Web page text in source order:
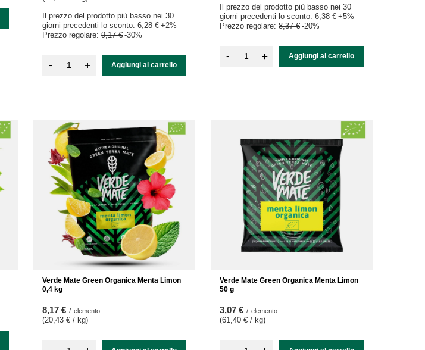
Il prezzo del prodotto più basso nei 30
giorni precedenti lo sconto: 6,28 € +2%
Prezzo regolare: 9,17 € -30%
- + Aggiungi al carrello
Il prezzo del prodotto più basso nei 30
giorni precedenti lo sconto: 6,38 € +5%
Prezzo regolare: 8,37 € -20%
- + Aggiungi al carrello
Verde Mate Green Organica Menta Limon
0,4 kg
8,17 € / elemento
(20,43 € / kg)
Verde Mate Green Organica Menta Limon
50 g
3,07 € / elemento
(61,40 € / kg)